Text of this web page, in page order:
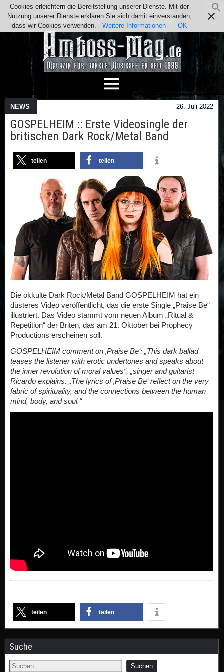
Team Kontakt Facebook
Instagram
Impressum / Datenschutz
NEWS 26. Juli 2022
GOSPELHEIM :: Erste Videosingle der
britischen Dark Rock/Metal Band
teilen teilen
Die okkulte Dark Rock/Metal Band GOSPELHEIM hat ein
düsteres Video veröffentlicht, das die erste Single „Praise Be“
illustriert. Das Video stammt vom neuen Album „Ritual &
Repetition“ der Briten, das am 21. Oktober bei Prophecy
Productions erscheinen soll.
GOSPELHEIM comment on ‚Praise Be‘: „This dark ballad
teases the listener with erotic undertones and speaks about
the inner revolution of moral values“, „singer and guitarist
Ricardo explains. „The lyrics of ‚Praise Be‘ reflect on the very
fabric of spirituality, and the connections between the human
mind, body, and soul.“
teilen teilen
Suche
Cookies erleichtern die Bereitstellung unserer Dienste. Mit der
Nutzung unserer Dienste erklären Sie sich damit einverstanden,
dass wir Cookies verwenden.
Weitere Informationen OK